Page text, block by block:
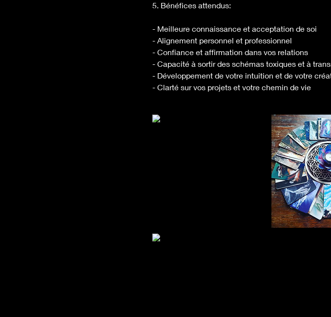
5. Bénéfices attendus:
- Meilleure connaissance et acceptation de soi
- Alignement personnel et professionnel
- Confiance et affirmation dans vos relations
- Capacité à sortir des schémas toxiques et à
- Développement de votre intuition et de votre
- Clarté sur vos projets et votre chemin de vie